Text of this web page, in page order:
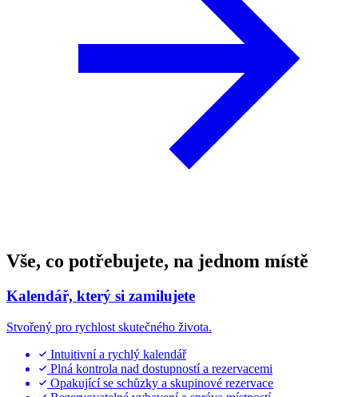
Vše, co potřebujete, na jednom místě
Kalendář, který si zamilujete
Stvořený pro rychlost skutečného života.
Intuitivní a rychlý kalendář
Plná kontrola nad dostupností a rezervacemi
Opakující se schůzky a skupinové rezervace